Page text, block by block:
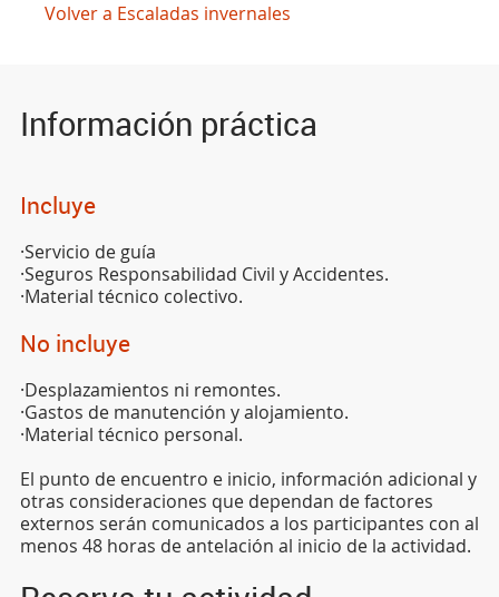
Volver a Escaladas invernales
Información práctica
Incluye
·Servicio de guía
·Seguros Responsabilidad Civil y Accidentes.
·Material técnico colectivo.
No incluye
·Desplazamientos ni remontes.
·Gastos de manutención y alojamiento.
·Material técnico personal.
El punto de encuentro e inicio, información adicional y
otras consideraciones que dependan de factores
externos serán comunicados a los participantes con al
menos 48 horas de antelación al inicio de la actividad.